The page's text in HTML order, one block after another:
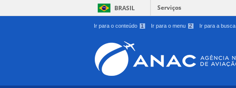
Ir para o conteúdo 1 Ir para o menu 2 Ir para a busca
BRASIL Serviços